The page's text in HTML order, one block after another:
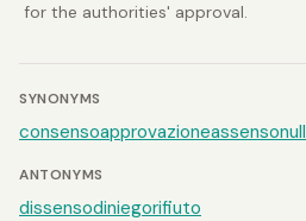
for the authorities' approval.
SYNONYMS
consensoapprovazioneassenso
ANTONYMS
dissensodiniegorifiuto